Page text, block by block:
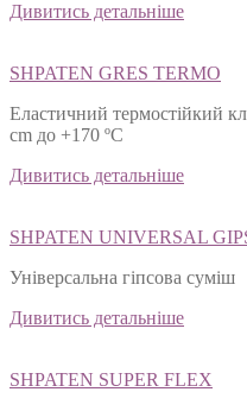
Дивитись детальніше
SHPATEN GRES TERMO
Еластичний термостійкий
cm до +170 ºС
Дивитись детальніше
SHPATEN UNIVERSAL
Універсальна гіпсова суміш
Дивитись детальніше
SHPATEN SUPER FLEX